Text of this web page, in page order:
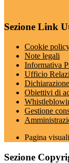
Sezione Link
Cookie
Note legali
Informativa
Ufficio
Obiettivi di
Gestione
Pagina
Sezione